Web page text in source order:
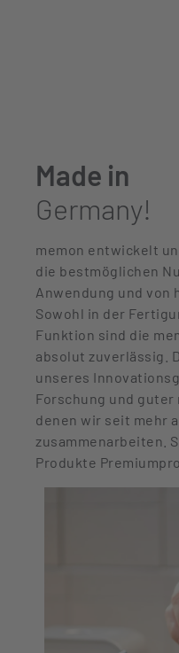
Made in
Germany!
memon entwickelt
die bestmöglichen
Anwendung und von
Sowohl in der
Funktion sind die
absolut zuverlässig.
unseres
Forschung und
denen wir seit mehr
zusammenarbeiten.
Produkte